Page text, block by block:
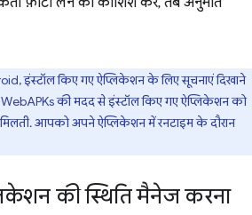
इंस्टॉल किए गए ऐप्लिकेशन के लिए सूचनाएं दिखाने
WebAPKs की मदद से इंस्टॉल किए गए ऐप्लिकेशन को
आपको अपने ऐप्लिकेशन में रनटाइम के दौरान
की स्थिति मैनेज करना